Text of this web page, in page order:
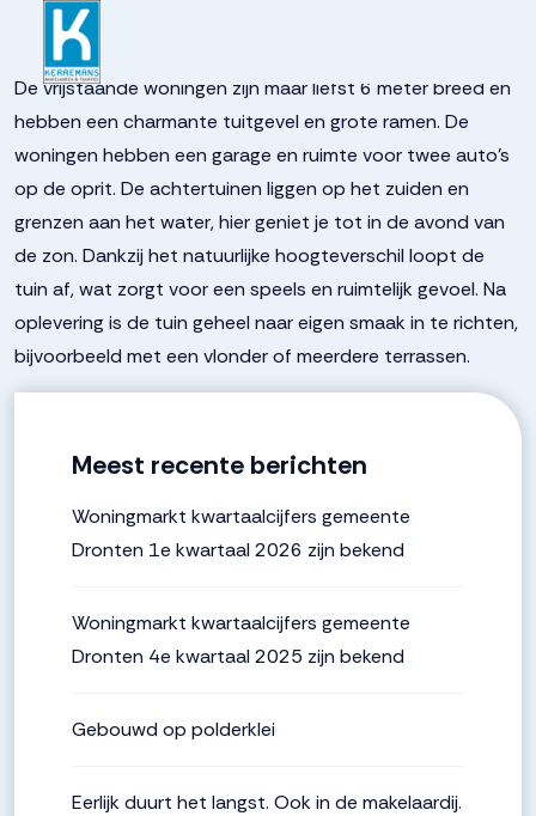
De vrijstaande woningen zijn maar liefst 6 meter breed en
hebben een charmante tuitgevel en grote ramen. De
woningen hebben een garage en ruimte voor twee auto’s
op de oprit. De achtertuinen liggen op het zuiden en
grenzen aan het water, hier geniet je tot in de avond van
de zon. Dankzij het natuurlijke hoogteverschil loopt de
tuin af, wat zorgt voor een speels en ruimtelijk gevoel. Na
oplevering is de tuin geheel naar eigen smaak in te richten,
bijvoorbeeld met een vlonder of meerdere terrassen.
Meest recente berichten
Woningmarkt kwartaalcijfers gemeente
Dronten 1e kwartaal 2026 zijn bekend
Woningmarkt kwartaalcijfers gemeente
Dronten 4e kwartaal 2025 zijn bekend
Gebouwd op polderklei
Eerlijk duurt het langst. Ook in de makelaardij.